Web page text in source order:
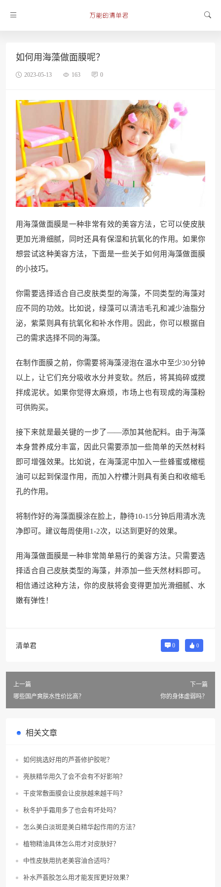
如何用海藻做面膜呢？
2023-05-13 163 0
用海藻做面膜是一种非常有效的美容方法，它可以使皮肤
更加光滑细腻，同时还具有保湿和抗氧化的作用。如果你
想尝试这种美容方法，下面是一些关于如何用海藻做面膜
的小技巧。
你需要选择适合自己皮肤类型的海藻，不同类型的海藻对
应不同的功效。比如说，绿藻可以清洁毛孔和减少油脂分
泌，紫菜则具有抗氧化和补水作用。因此，你可以根据自
己的需求选择不同的海藻。
在制作面膜之前，你需要将海藻浸泡在温水中至少30分钟
以上，让它们充分吸收水分并变软。然后，将其捣碎或搅
拌成泥状。如果你觉得太麻烦，市场上也有现成的海藻粉
可供购买。
接下来就是最关键的一步了——添加其他配料。由于海藻
本身营养成分丰富，因此只需要添加一些简单的天然材料
即可增强效果。比如说，在海藻泥中加入一些蜂蜜或橄榄
油可以起到保湿作用，而加入柠檬汁则具有美白和收缩毛
孔的作用。
将制作好的海藻面膜涂在脸上，静待10-15分钟后用清水洗
净即可。建议每周使用1-2次，以达到更好的效果。
用海藻做面膜是一种非常简单易行的美容方法。只需要选
择适合自己皮肤类型的海藻，并添加一些天然材料即可。
相信通过这种方法，你的皮肤将会变得更加光滑细腻、水
嫩有弹性！
清单君 0 0
上一篇
哪些国产爽肤水性价比高？
下一篇
你的身体虚弱吗？
相关文章
如何挑选好用的芦荟修护胶呢？
亮肤精华用久了会不会有不好影响？
干皮常敷面膜会让皮肤越来越干吗？
秋冬护手霜用多了也会有坏处吗？
怎么美白淡斑是美白精华起作用的方法？
植物精油具体怎么用才对皮肤好？
中性皮肤用抗老美容油合适吗？
补水芦荟胶怎么用才能发挥更好效果？